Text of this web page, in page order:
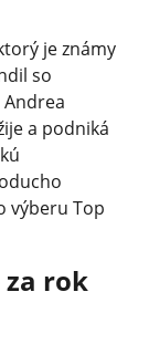
je známy
so
a podniká
výberu Top
za rok